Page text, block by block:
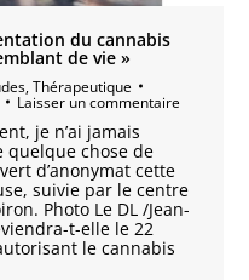
du cannabis
de vie »
,Thérapeutique
Laisser un commentaire
je n’ai jamais
quelque chose de
d’anonymat cette
suivie par le centre
Photo Le DL /Jean-
t-elle le 22
le cannabis